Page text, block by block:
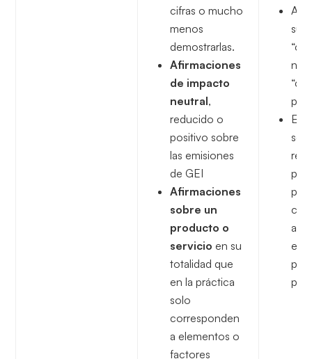
cifras o mucho
menos
demostrarlas.
Afirmaciones
de impacto
neutral,
reducido o
positivo sobre
las emisiones
de GEI
Afirmaciones
sobre un
producto o
servicio en su
totalidad que
en la práctica
solo
corresponden
a elementos o
factores
se